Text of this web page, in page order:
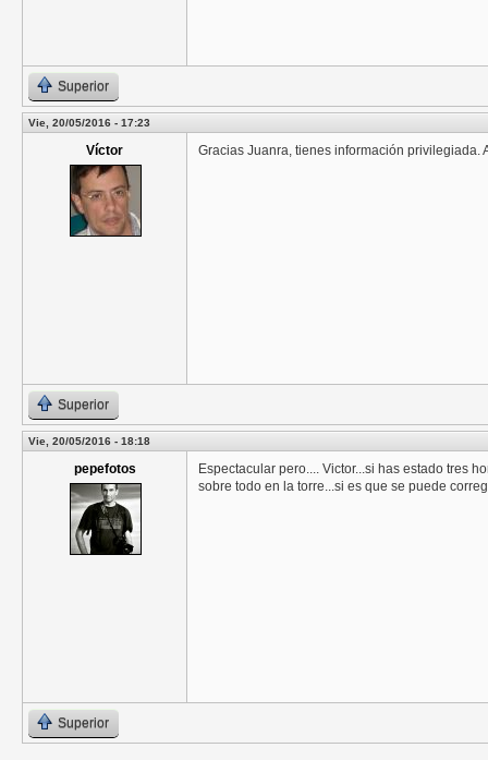
Superior
Vie, 20/05/2016 - 17:23
Víctor Gracias Juanra, tienes información privilegiada.
Superior
Vie, 20/05/2016 - 18:18
pepefotos
Espectacular pero.... Victor...si has estado tres
sobre todo en la torre...si es que se puede
Superior